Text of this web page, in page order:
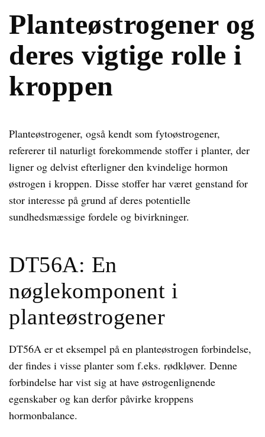
Planteøstrogener og
deres vigtige rolle i
kroppen
Planteøstrogener, også kendt som fytoøstrogener,
refererer til naturligt forekommende stoffer i planter, der
ligner og delvist efterligner den kvindelige hormon
østrogen i kroppen. Disse stoffer har været genstand for
stor interesse på grund af deres potentielle
sundhedsmæssige fordele og bivirkninger.
DT56A: En
nøglekomponent i
planteøstrogener
DT56A er et eksempel på en planteøstrogen forbindelse,
der findes i visse planter som f.eks. rødkløver. Denne
forbindelse har vist sig at have østrogenlignende
egenskaber og kan derfor påvirke kroppens
hormonbalance.